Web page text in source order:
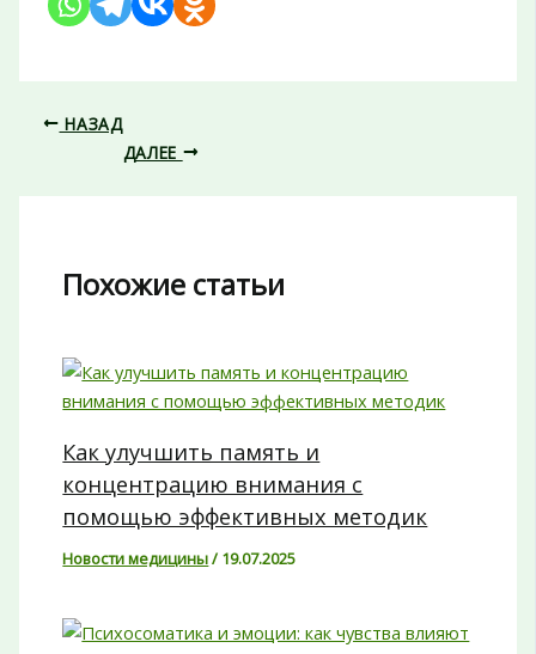
НАЗАД
ДАЛЕЕ
Похожие статьи
Как улучшить память и
концентрацию внимания с
помощью эффективных методик
Новости медицины/ 19.07.2025